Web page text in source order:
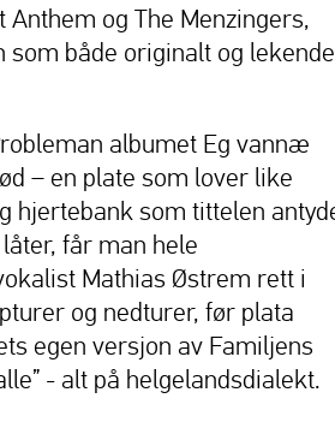
Anthem og The Menzingers,
som både originalt og
albumet Eg vannæ
– en plate som lover like
hjertebank som tittelen
får man hele
Mathias Østrem rett i
og nedturer, før plata
egen versjon av Familjens
- alt på helgelandsdialekt.